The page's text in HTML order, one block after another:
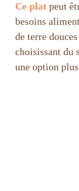
Ce plat peut
besoins
de terre
choisissant du
une option